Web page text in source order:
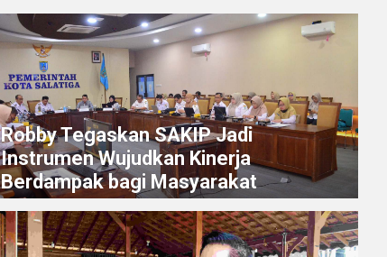
Robby Tegaskan SAKIP Jadi
Instrumen Wujudkan Kinerja
Berdampak bagi Masyarakat